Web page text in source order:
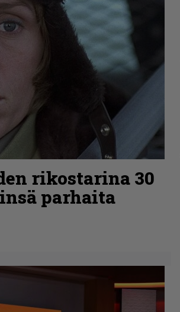
rikostarina 30
parhaita